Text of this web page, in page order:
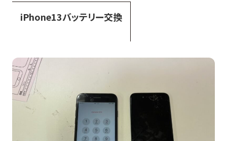
iPhone13バッテリー交換